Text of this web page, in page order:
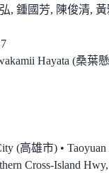
, 鍾國芳, 陳俊清,
Hayata (桑葉
(高雄市) •
Cross-Island